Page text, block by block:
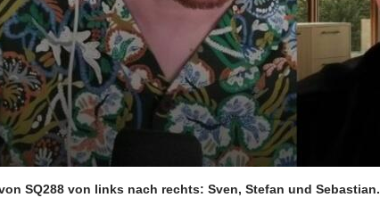
SQ288 von links nach rechts: Sven, Stefan und Sebastian.